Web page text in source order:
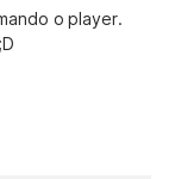
o player.